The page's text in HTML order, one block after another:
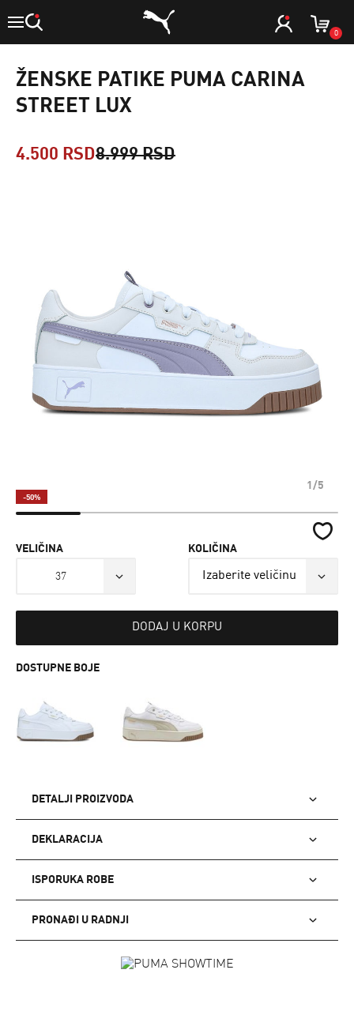
0
ŽENSKE PATIKE PUMA CARINA
STREET LUX
4.500 RSD8.999 RSD
1/5
-50%
VELIČINA
37
KOLIČINA
DODAJ U KORPU
DOSTUPNE BOJE
DETALJI PROIZVODA
DEKLARACIJA
ISPORUKA ROBE
PRONAĐI U RADNJI